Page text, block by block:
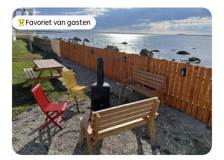
Topfavoriet van gasten
Favoriet van gasten